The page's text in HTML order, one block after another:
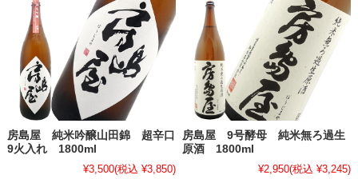
房島屋 純米吟醸山田錦 超辛口
9火入れ 1800ml
¥3,500(税込 ¥3,850)
房島屋 9号酵母 純米無ろ過生
原酒 1800ml
¥2,950(税込 ¥3,245)